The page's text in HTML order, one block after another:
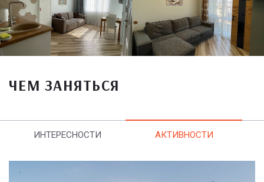
ЧЕМ ЗАНЯТЬСЯ
ИНТЕРЕСНОСТИ АКТИВНОСТИ